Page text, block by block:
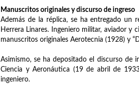
Manuscritos originales y discurso de ingreso
Además de la réplica, se ha entregado un
Herrera Linares. Ingeniero militar, aviador y
manuscritos originales Aerotecnia (1928) y
Asimismo, se ha depositado el discurso de
Ciencia y Aeronáutica (19 de abril de
ingeniero.